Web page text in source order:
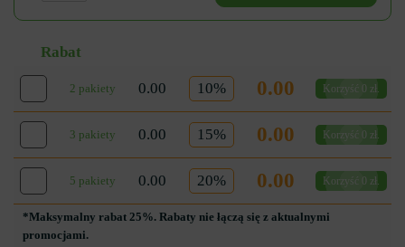
Rabat
2 pakiety 0.00 10% 0.00 Korzyść 0 zł.
3 pakiety 0.00 15% 0.00 Korzyść 0 zł.
5 pakiety 0.00 20% 0.00 Korzyść 0 zł.
*Maksymalny rabat 25%. Rabaty nie łączą się z aktualnymi
promocjami.